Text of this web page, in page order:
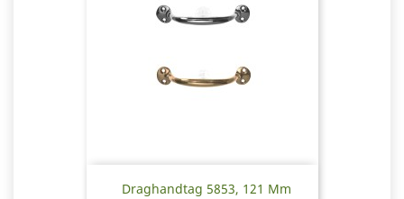
Draghandtag 5853, 121 Mm